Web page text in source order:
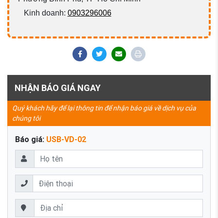
Kinh doanh: 0903296006
NHẬN BÁO GIÁ NGAY
Quý khách hãy để lại thông tin để nhận báo giá về dịch vụ của
chúng tôi
Báo giá: USB-VD-02